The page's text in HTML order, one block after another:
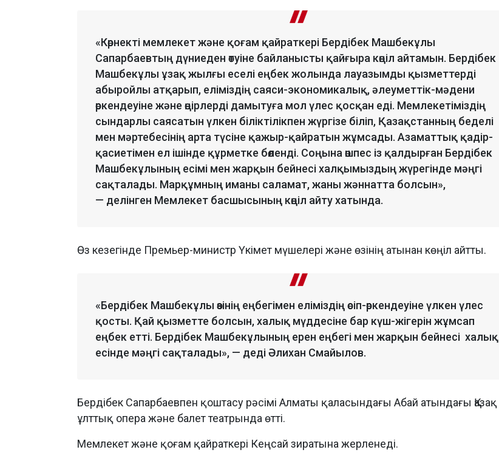
«Көрнекті мемлекет және қоғам қайраткері Бердібек Машбекұлы
Сапарбаевтың дүниеден өтуіне байланысты қайғыра көңіл айтамын. Бердібек
Машбекұлы ұзақ жылғы еселі еңбек жолында лауазымды қызметтерді
абыройлы атқарып, еліміздің саяси-экономикалық, әлеуметтік-мәдени
өркендеуіне және өңірлерді дамытуға мол үлес қосқан еді. Мемлекетіміздің
сындарлы саясатын үлкен біліктілікпен жүргізе біліп, Қазақстанның беделі
мен мәртебесінің арта түсіне қажыр-қайратын жұмсады. Азаматтық қадір-
қасиетімен ел ішінде құрметке бөленді. Соңына өшпес із қалдырған Бердібек
Машбекұлының есімі мен жарқын бейнесі халқымыздың жүрегінде мәңгі
сақталады. Марқұмның иманы саламат, жаны жәннатта болсын»,
— делінген Мемлекет басшысының көңіл айту хатында.
Өз кезегінде Премьер-министр Үкімет мүшелері және өзінің атынан көңіл айтты.
«Бердібек Машбекұлы өзінің еңбегімен еліміздің өсіп-өркендеуіне үлкен үлес
қосты. Қай қызметте болсын, халық мүддесіне бар күш-жігерін жұмсап
еңбек етті. Бердібек Машбекұлының ерен еңбегі мен жарқын бейнесі халық
есінде мәңгі сақталады», — деді Әлихан Смайылов.
Бердібек Сапарбаевпен қоштасу рәсімі Алматы қаласындағы Абай атындағы Қазақ
ұлттық опера және балет театрында өтті.
Мемлекет және қоғам қайраткері Кеңсай зиратына жерленеді.